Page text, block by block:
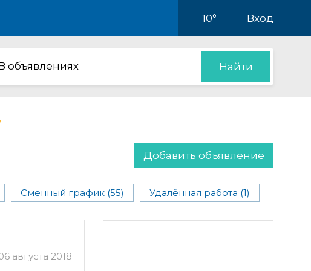
10° Вход
объявлениях Найти
Добавить объявление
Сменный график (55) Удалённая работа (1)
августа 2018